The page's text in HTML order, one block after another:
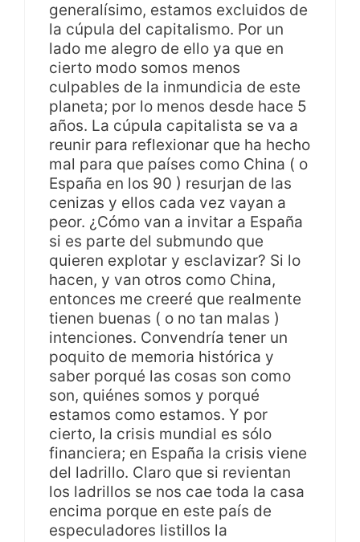
generalísimo, estamos excluidos de
la cúpula del capitalismo. Por un
lado me alegro de ello ya que en
cierto modo somos menos
culpables de la inmundicia de este
planeta; por lo menos desde hace 5
años. La cúpula capitalista se va a
reunir para reflexionar que ha hecho
mal para que países como China ( o
España en los 90 ) resurjan de las
cenizas y ellos cada vez vayan a
peor. ¿Cómo van a invitar a España
si es parte del submundo que
quieren explotar y esclavizar? Si lo
hacen, y van otros como China,
entonces me creeré que realmente
tienen buenas ( o no tan malas )
intenciones. Convendría tener un
poquito de memoria histórica y
saber porqué las cosas son como
son, quiénes somos y porqué
estamos como estamos. Y por
cierto, la crisis mundial es sólo
financiera; en España la crisis viene
del ladrillo. Claro que si revientan
los ladrillos se nos cae toda la casa
encima porque en este país de
especuladores listillos la